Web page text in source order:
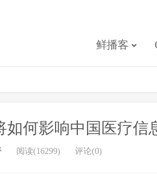
鲜播客
何影响中国医疗信
阅读(16299) 评论(0)